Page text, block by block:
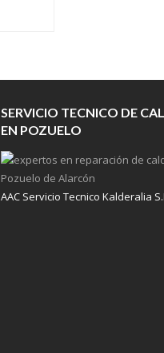
SERVICIO TECNICO DE
EN POZUELO
AAC Servicio Tecnico Kalderalia